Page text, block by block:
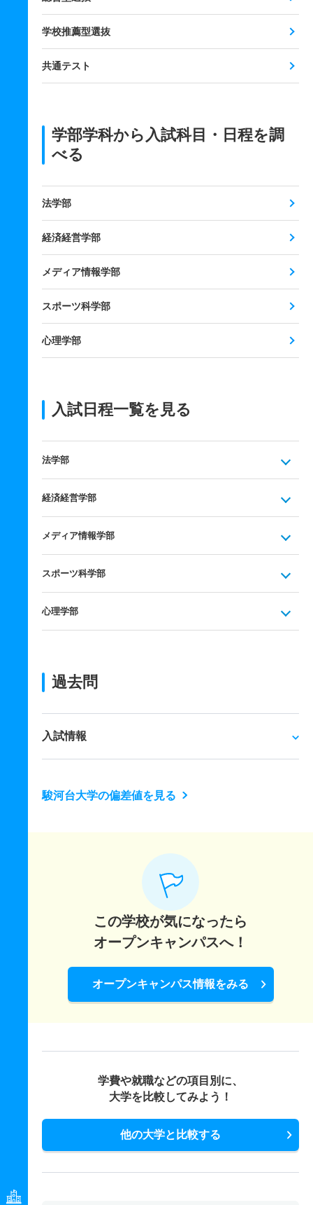
学校推薦型選抜
共通テスト
学部学科から入試科目・日程を調
べる
法学部
経済経営学部
メディア情報学部
スポーツ科学部
心理学部
入試日程一覧を見る
法学部
経済経営学部
メディア情報学部
スポーツ科学部
心理学部
過去問
入試情報
駿河台大学の偏差値を見る
この学校が気になったら
オープンキャンパスへ！
オープンキャンパス情報をみる
学費や就職などの項目別に、
大学を比較してみよう！
他の大学と比較する